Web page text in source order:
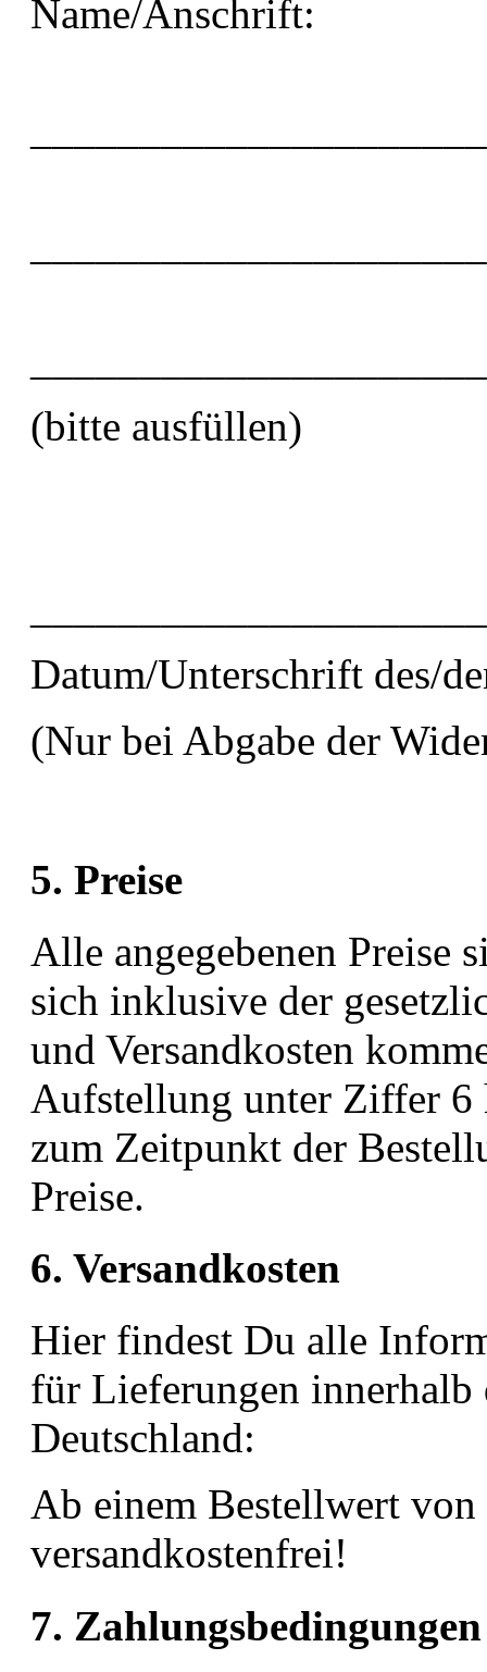
Name/Anschrift:
(bitte ausfüllen)
Datum/Unterschrift des/
(Nur bei Abgabe der
5. Preise
Alle angegebenen Preise
sich inklusive der
und Versandkosten
Aufstellung unter Ziffer 6
zum Zeitpunkt der
Preise.
6. Versandkosten
Hier findest Du alle
für Lieferungen
Deutschland:
Ab einem Bestellwert
versandkostenfrei!
7. Zahlungsbedingungen